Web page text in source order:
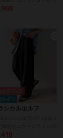
たり半袖T。バック刺繍ビ
ｰﾎﾟﾝ
シカルエルフ
！ツータックイージー軽